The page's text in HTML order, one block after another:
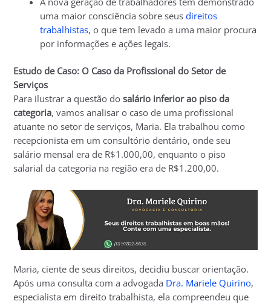
uma maior consciência sobre seusdireitos
trabalhistas, o que tem levado a uma maior procura
por informações e ações legais.
Estudo de Caso: O Caso da Profissional do Setor de
Serviços
Para ilustrar a questão dosalário inferior ao piso da
categoria, vamos analisar o caso de uma profissional
atuante no setor de serviços, Maria. Ela trabalhou como
recepcionista em um consultório dentário, onde seu
salário mensal era de R$1.000,00, enquanto o piso
salarial da categoria na região era de R$1.200,00.
Maria, ciente de seus direitos, decidiu buscar orientação.
Após uma consulta com a advogada Dra. Mariele Quirino,
especialista em direito trabalhista, ela compreendeu que